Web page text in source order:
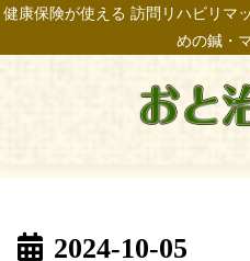
健康保険が使える 訪問リハビリマ
めの鍼・
2024-10-05